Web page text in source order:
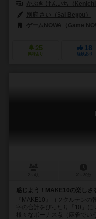
かぶき けんいち（Kenichi
別府 さい（Sai Beppu）
ゲームNOWA（Game
25
興味あり
18
経験あり
感じよう！MAKE10の楽しさ
『MAKE10』（ツクルテン
字の合計をぴったり「10」
様々なボーナス点（麻雀でい